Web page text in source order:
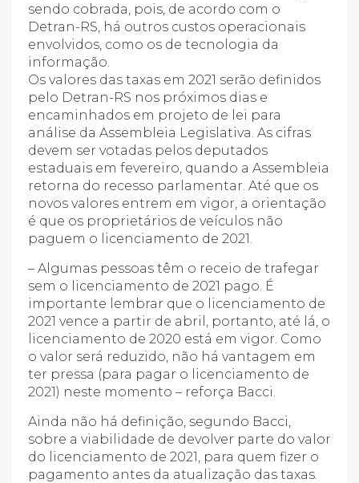
sendo cobrada, pois, de acordo com o
Detran-RS, há outros custos operacionais
envolvidos, como os de tecnologia da
informação.
Os valores das taxas em 2021 serão definidos
pelo Detran-RS nos próximos dias e
encaminhados em projeto de lei para
análise da Assembleia Legislativa. As cifras
devem ser votadas pelos deputados
estaduais em fevereiro, quando a Assembleia
retorna do recesso parlamentar. Até que os
novos valores entrem em vigor, a orientação
é que os proprietários de veículos não
paguem o licenciamento de 2021.
– Algumas pessoas têm o receio de trafegar
sem o licenciamento de 2021 pago. É
importante lembrar que o licenciamento de
2021 vence a partir de abril, portanto, até lá, o
licenciamento de 2020 está em vigor. Como
o valor será reduzido, não há vantagem em
ter pressa (para pagar o licenciamento de
2021) neste momento – reforça Bacci.
Ainda não há definição, segundo Bacci,
sobre a viabilidade de devolver parte do valor
do licenciamento de 2021, para quem fizer o
pagamento antes da atualização das taxas.